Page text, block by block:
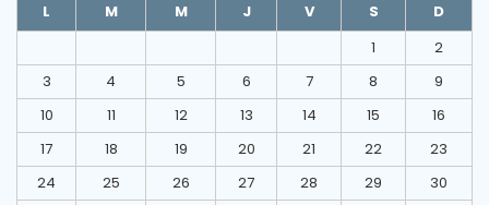
L M M J V S
D
1
2
3
4 5 6 7 8
9
10
11 12 13 14 15
16
17
18 19 20 21 22
23
24
25 26 27 28 29
30